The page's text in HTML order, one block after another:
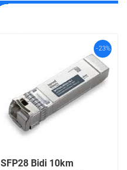
-23%
SFP28 Bidi 10km